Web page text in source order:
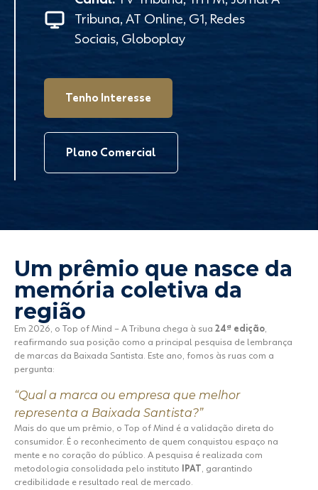
Tribuna, AT Online, G1, Redes
Sociais, Globoplay
Tenho Interesse
Plano Comercial
Um prêmio que nasce da
memória coletiva da
região
Em 2026, o Top of Mind – A Tribuna chega à sua 24ª edição,
reafirmando sua posição como a principal pesquisa de lembrança
de marcas da Baixada Santista.​ Este ano, fomos às ruas com a
pergunta:​
“Qual a marca ou empresa que melhor
representa a Baixada Santista?”​
Mais do que um prêmio, o Top of Mind é a validação direta do
consumidor.​ É o reconhecimento de quem conquistou espaço na
mente e no coração do público.​ A pesquisa é realizada com
metodologia consolidada pelo instituto IPAT, garantindo
credibilidade e resultado real de mercado.